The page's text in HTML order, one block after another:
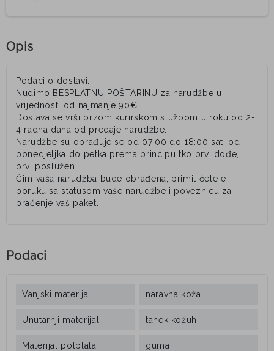
Opis
Podaci o dostavi:
Nudimo BESPLATNU POŠTARINU za narudžbe u
vrijednosti od najmanje 90€.
Dostava se vrši brzom kurirskom službom u roku od 2-
4 radna dana od predaje narudžbe.
Narudžbe su obrađuje se od 07:00 do 18:00 sati od
ponedjeljka do petka prema principu tko prvi dođe,
prvi poslužen.
Čim vaša narudžba bude obrađena, primit ćete e-
poruku sa statusom vaše narudžbe i poveznicu za
praćenje vaš paket.
Podaci
Vanjski materijal naravna koža
Unutarnji materijal tanek kožuh
Materijal potplata guma